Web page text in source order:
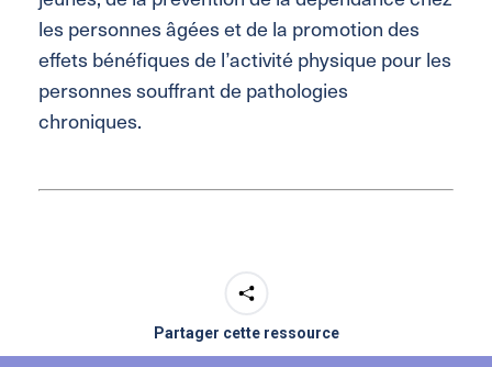
les personnes âgées et de la promotion des
effets bénéfiques de l’activité physique pour les
personnes souffrant de pathologies
chroniques.
Partager cette ressource